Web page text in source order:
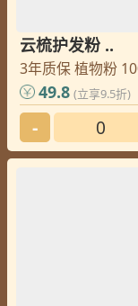
云梳护发粉 ..
3年质保 植物粉
49.8 (立享9.5折)
-